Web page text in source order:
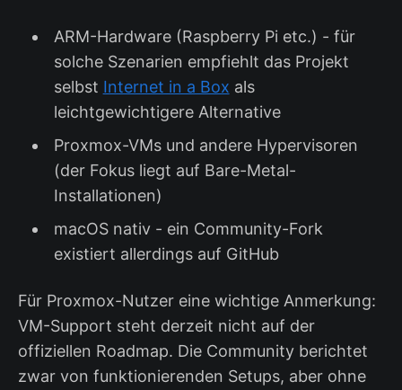
ARM-Hardware (Raspberry Pi etc.) - für
solche Szenarien empfiehlt das Projekt
selbst Internet in a Box als
leichtgewichtigere Alternative
Proxmox-VMs und andere Hypervisoren
(der Fokus liegt auf Bare-Metal-
Installationen)
macOS nativ - ein Community-Fork
existiert allerdings auf GitHub
Für Proxmox-Nutzer eine wichtige Anmerkung:
VM-Support steht derzeit nicht auf der
offiziellen Roadmap. Die Community berichtet
zwar von funktionierenden Setups, aber ohne